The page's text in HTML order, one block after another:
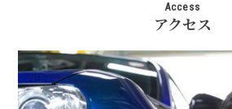
Access
アクセス